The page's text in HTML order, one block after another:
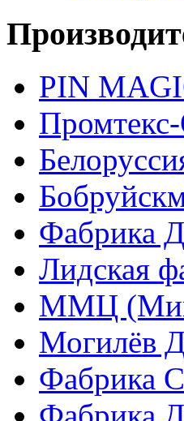
PIN
Фабрика
Лидская
ММЦ
Могилёв
Фабрика